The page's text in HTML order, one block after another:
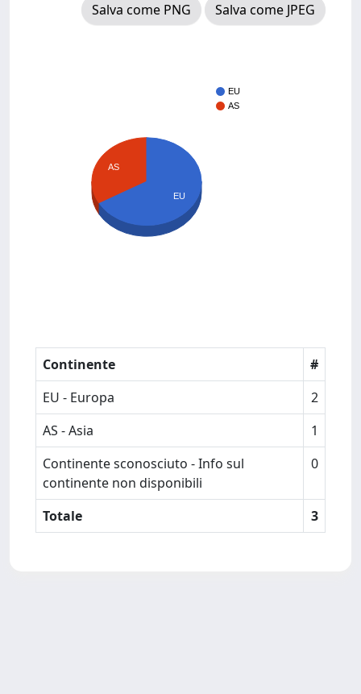
Salva come PNG
Salva come JPEG
EU
AS
AS
EU
Continente
#
EU - Europa
2
AS - Asia
1
Continente sconosciuto - Info sul
continente non disponibili
0
Totale 3